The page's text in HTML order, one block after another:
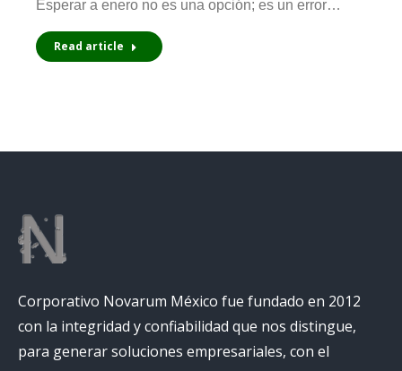
Esperar a enero no es una opción; es un error…
Read article
Corporativo Novarum México fue fundado en 2012
con la integridad y confiabilidad que nos distingue,
para generar soluciones empresariales, con el